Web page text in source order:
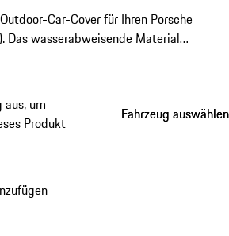
Car-Cover für Ihren Porsche
Das wasserabweisende Material
und gefertigt aus
für eine lange Haltbarkeit.
aus, um
Produkt
Fahrzeug auswählen
Fahrzeug auswählen